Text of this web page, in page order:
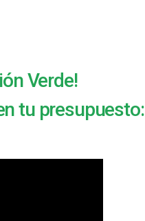
Verde!
tu presupuesto: